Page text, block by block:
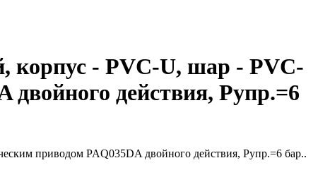
корпус - PVC-U, шар - PVC-
двойного действия, Рупр.=6